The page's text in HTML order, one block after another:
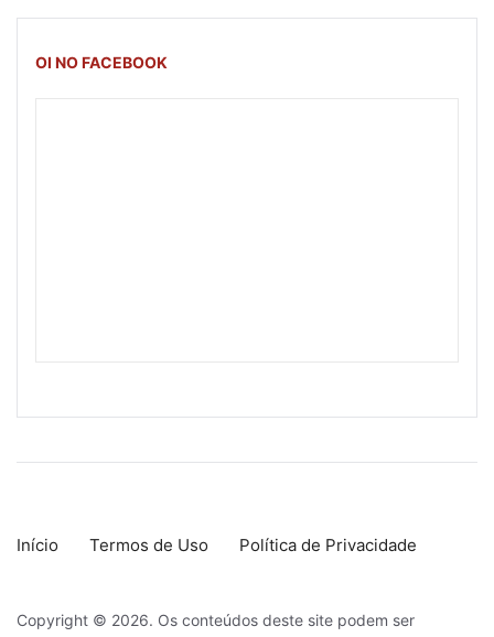
OI NO FACEBOOK
Início Termos de Uso Política de Privacidade
Copyright © 2026. Os conteúdos deste site podem ser